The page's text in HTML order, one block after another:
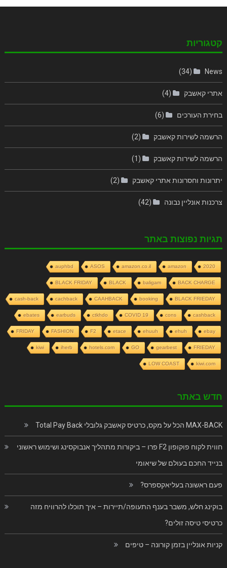
קטגוריות
News
(34)
אתרי קאשבק (4)
בחירת העורכים (6)
הרשמה לשירות קאשבק (2)
הרשמה לשירות קאשבק (1)
יתרונות וחסרונות אתרי קאשבק (2)
צרכנות אונליין נבונה (42)
תגיות נפוצות באתר
2020
amazon
amazon.co.il
ASOS
auphbd
BACK CHARGE
baligam
BLACK
BLACK FRIDAY
BLACK FRIEDAY
booking
CAAHBACK
cachback
cash-back
cashback
cons
COVID 19
ctkhdo
earbuds
ebates
ebay
ehuh
ehuuh
etace
F2
FASHION
FRIDAY
FRIEDAY
gearbest
GO
hotels.com
iherb
kiwi
kiwi.com
LOW COAST
חדש באתר
MAX-BACK הכל על מקס, כרטיס קאשבק גלובלי Total Pay Back
חווית לקוח פוקופון F2 פרו – ביקורות מתהליך אנבוקסינג ושימוש ראשוני
בנייד החכם בעולם של שיאומי
פעם ראשונה בעליאקספרס?
בוקינג חלש, משבר בענף התעופה/תיירות – איך תוכלו להרוויח מזה
כרטיסי טיסה זולים?
קניות אונליין בזמן קורונה – טיפים